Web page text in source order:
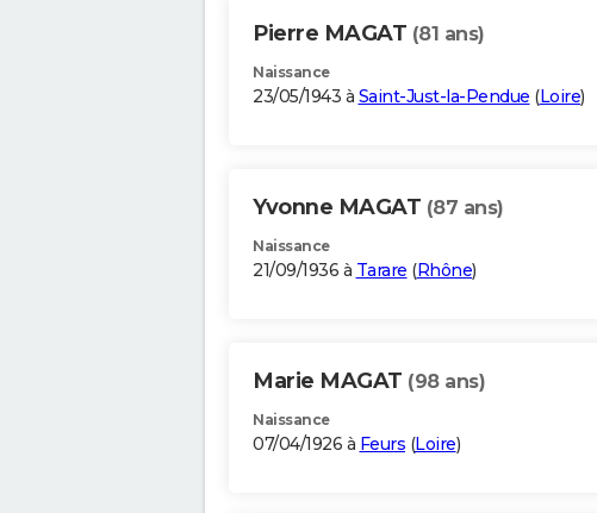
Pierre MAGAT (81 ans)
Naissance
23/05/1943 à Saint-Just-la-Pendue (Loire)
Yvonne MAGAT (87 ans)
Naissance
21/09/1936 à Tarare (Rhône)
Marie MAGAT (98 ans)
Naissance
07/04/1926 à Feurs (Loire)